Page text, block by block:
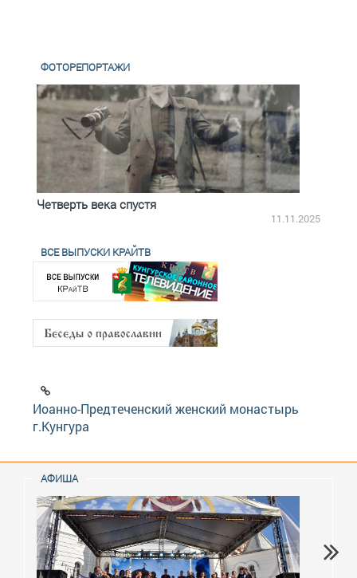
ФОТОРЕПОРТАЖИ
Четверть века спустя
11.11.2025
ВСЕ ВЫПУСКИ КРАЙТВ
Иоанно-Предтеченский женский монастырь
г.Кунгура
АФИША